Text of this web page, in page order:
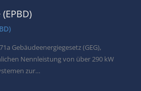
Gebäudeenergiegesetz (GEG),
Nennleistung von über 290 kW
zur…